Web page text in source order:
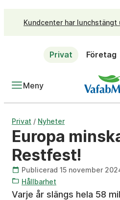
Kundcenter har lunchstängt
Privat Företag
Meny
Privat / Nyheter
Europa
Restfest!
Publicerad 15 november
Hållbarhet
Varje år slängs hela 58